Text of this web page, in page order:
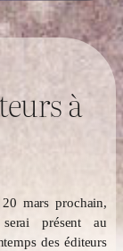
à
mars prochain,
présent au
des éditeurs